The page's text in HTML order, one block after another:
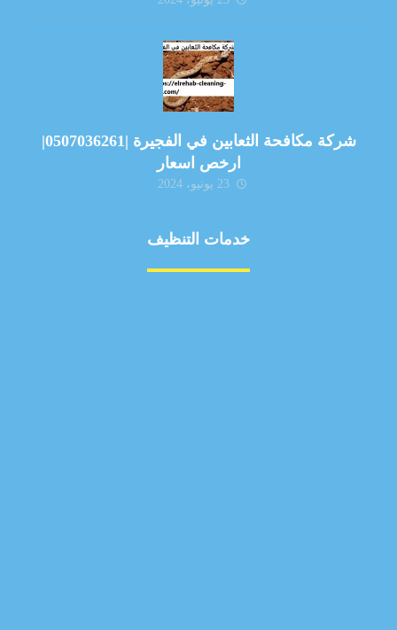
شركة مكافحة الثعابين في الفجيرة |0507036261|
ارخص اسعار
23 يونيو، 2024
خدمات التنظيف